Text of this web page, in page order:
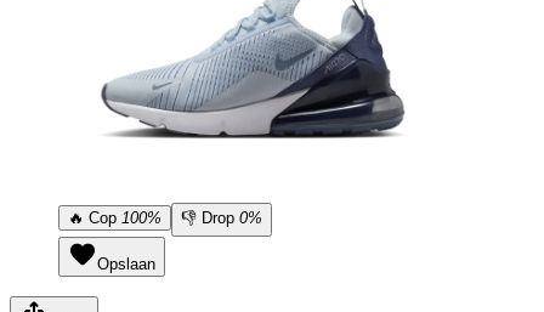
🔥 Cop 100% 👎 Drop 0%
Opslaan